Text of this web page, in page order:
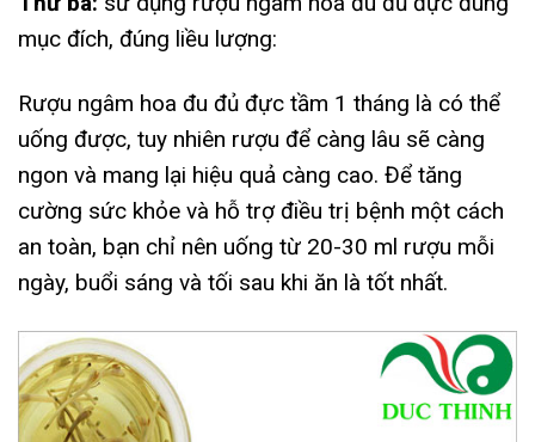
mục đích, đúng liều lượng:
Rượu ngâm hoa đu đủ đực tầm 1 tháng là có thể
uống được, tuy nhiên rượu để càng lâu sẽ càng
ngon và mang lại hiệu quả càng cao. Để tăng
cường sức khỏe và hỗ trợ điều trị bệnh một cách
an toàn, bạn chỉ nên uống từ 20-30 ml rượu mỗi
ngày, buổi sáng và tối sau khi ăn là tốt nhất.